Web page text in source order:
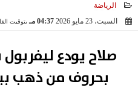
الرياضة
السبت، 23 مايو 2026
04:37 مـ بتوقيت
صلاح يودع
بحروف من ذهب